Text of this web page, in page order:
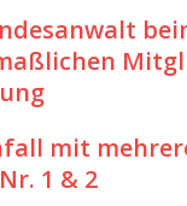
/ Speyer
SPEYER
mit
1 & 2